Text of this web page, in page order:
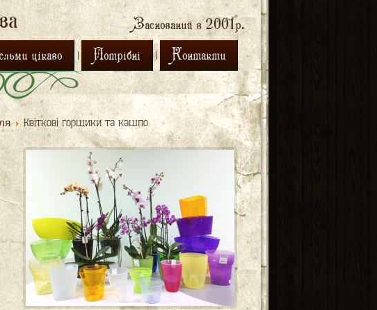
Заснований в 2001р.
цікаво Потрібні Контакти
Квіткові горщики та кашпо